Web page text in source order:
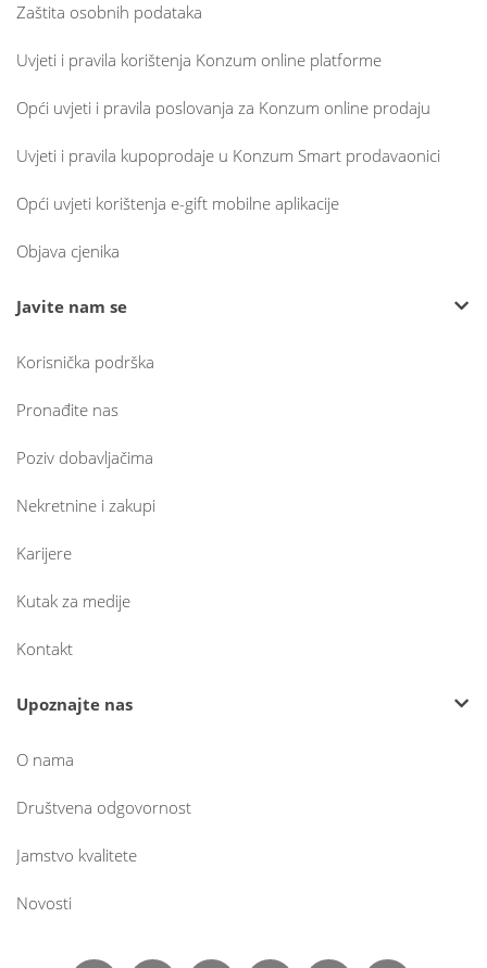
Zaštita osobnih podataka
Uvjeti i pravila korištenja Konzum online platforme
Opći uvjeti i pravila poslovanja za Konzum online prodaju
Uvjeti i pravila kupoprodaje u Konzum Smart prodavaonici
Opći uvjeti korištenja e-gift mobilne aplikacije
Objava cjenika
Javite nam se
Korisnička podrška
Pronađite nas
Poziv dobavljačima
Nekretnine i zakupi
Karijere
Kutak za medije
Kontakt
Upoznajte nas
O nama
Društvena odgovornost
Jamstvo kvalitete
Novosti